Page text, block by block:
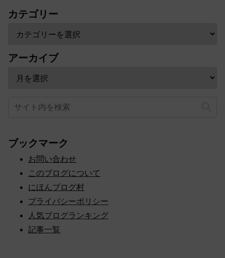
カテゴリー
アーカイブ
ブックマーク
お問い合わせ
このブログについて
にほんブログ村
プライバシーポリシー
人気ブログランキング
記事一覧